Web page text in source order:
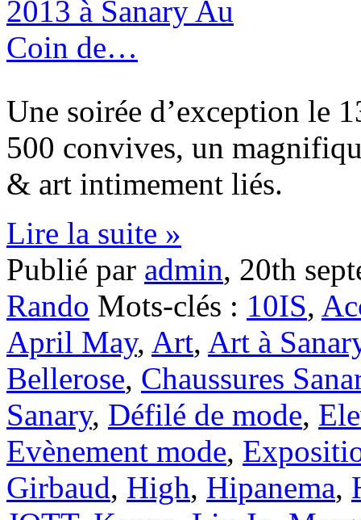
Une soirée d’exception le
500 convives, un
& art intimement liés.
Lire la suite »
Publié par admin, 20th
Rando Mots-clés : 10IS,
April May, Art, Art à
Bellerose, Chaussures
Sanary, Défilé de mode,
Evènement mode,
Girbaud, High, Hipanema,